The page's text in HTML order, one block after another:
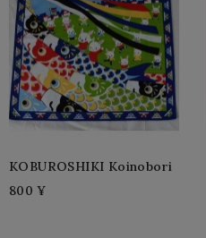
KOBUROSHIKI Koinobori
800 ¥